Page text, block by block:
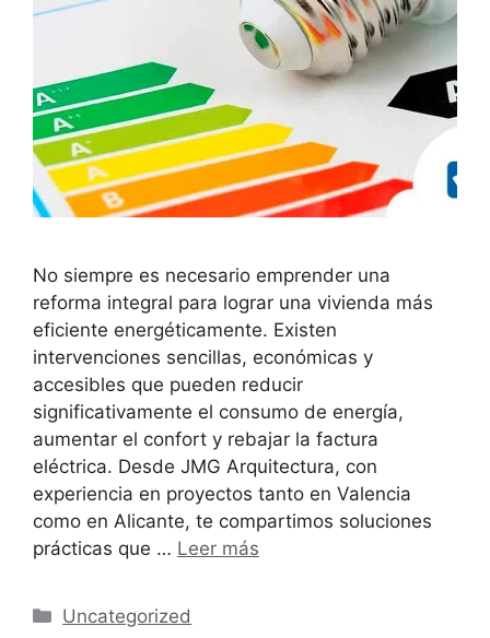
No siempre es necesario emprender una
reforma integral para lograr una vivienda más
eficiente energéticamente. Existen
intervenciones sencillas, económicas y
accesibles que pueden reducir
significativamente el consumo de energía,
aumentar el confort y rebajar la factura
eléctrica. Desde JMG Arquitectura, con
experiencia en proyectos tanto en Valencia
como en Alicante, te compartimos soluciones
prácticas que … Leer más
Uncategorized